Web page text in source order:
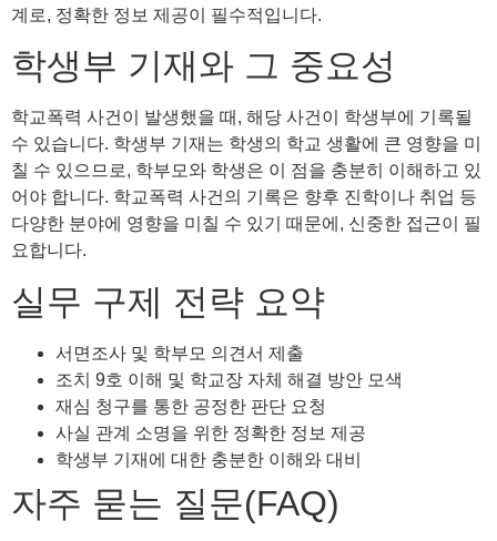
계로, 정확한 정보 제공이 필수적입니다.
학생부 기재와 그 중요성
학교폭력 사건이 발생했을 때, 해당 사건이 학생부에 기록될
수 있습니다. 학생부 기재는 학생의 학교 생활에 큰 영향을 미
칠 수 있으므로, 학부모와 학생은 이 점을 충분히 이해하고 있
어야 합니다. 학교폭력 사건의 기록은 향후 진학이나 취업 등
다양한 분야에 영향을 미칠 수 있기 때문에, 신중한 접근이 필
요합니다.
실무 구제 전략 요약
서면조사 및 학부모 의견서 제출
조치 9호 이해 및 학교장 자체 해결 방안 모색
재심 청구를 통한 공정한 판단 요청
사실 관계 소명을 위한 정확한 정보 제공
학생부 기재에 대한 충분한 이해와 대비
자주 묻는 질문(FAQ)